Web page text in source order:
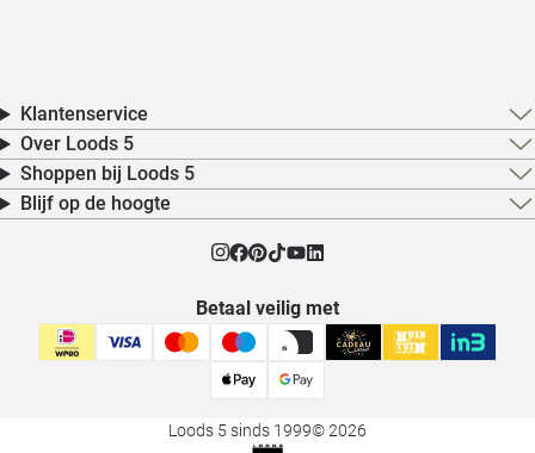
Klantenservice
Over Loods 5
Shoppen bij Loods 5
Blijf op de hoogte
Betaal veilig met
Loods 5 sinds 1999© 2026